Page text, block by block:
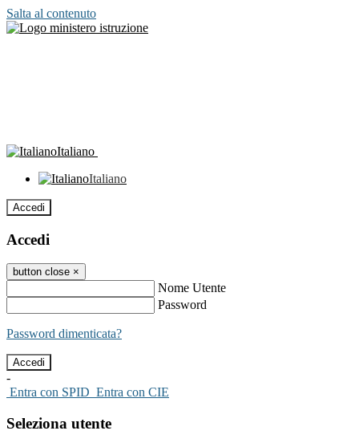
Salta al contenuto
Italiano
Italiano
Accedi
Accedi
button close ×
Nome Utente
Password
Password dimenticata?
-
Entra con SPID Entra con CIE
Seleziona utente